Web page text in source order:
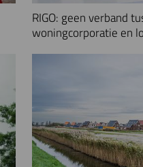
RIGO: geen verband
woningcorporatie en